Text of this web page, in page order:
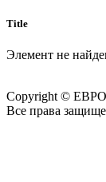
Title
Элемент не
Copyright ©
Все права